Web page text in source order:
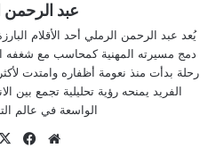
عبد الرحمن
دمج مسيرته المهنية كمحاسب مع شغفه
رحلة بدأت منذ نعومة أظفاره وامتدت
الفريد يمنحه رؤية تحليلية تجمع بين
الواسعة في عالم
موقع